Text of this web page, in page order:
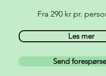
Fra 290 kr pr.
Les mer
Send